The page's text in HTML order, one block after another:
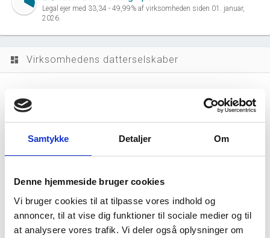
Samtykke Detaljer Om
Denne hjemmeside bruger cookies
Vi bruger cookies til at tilpasse vores indhold og
annoncer, til at vise dig funktioner til sociale medier og til
at analysere vores trafik. Vi deler også oplysninger om
Legal ejer med 33,34 - 49,99% af virksomheden siden 01. januar,
2026.
dashboard Virksomhedens datterselskaber
WinMaster ApS har ingen datterselskaber.